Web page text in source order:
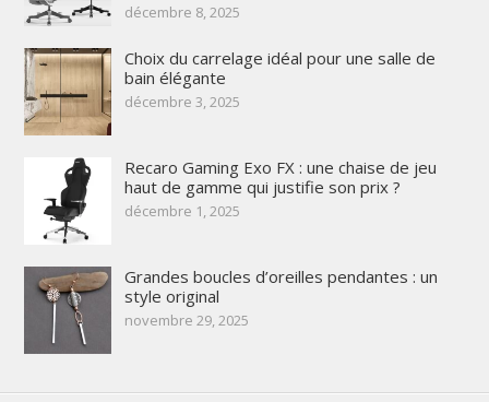
décembre 8, 2025
Choix du carrelage idéal pour une salle de
bain élégante
décembre 3, 2025
Recaro Gaming Exo FX : une chaise de jeu
haut de gamme qui justifie son prix ?
décembre 1, 2025
Grandes boucles d’oreilles pendantes : un
style original
novembre 29, 2025